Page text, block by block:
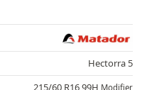
Hectorra 5
215/60 R16 99H Modifier